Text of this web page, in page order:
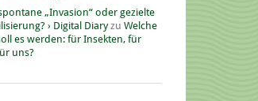
„Invasion“ oder gezielte
› Digital Diaryzu Welche
es werden: für Insekten, für
uns?